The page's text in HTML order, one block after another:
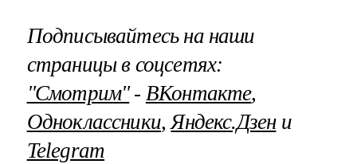
Подписывайтесь на наши
страницы в соцсетях:
"Смотрим"‐ ВКонтакте,
Одноклассники,Яндекс.Дзени
Telegram